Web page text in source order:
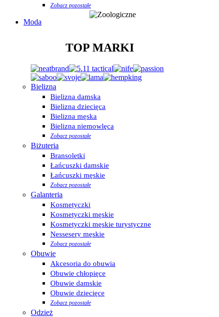
Zobacz pozostałe
Moda
TOP MARKI
Bielizna
Bielizna damska
Bielizna dziecięca
Bielizna męska
Bielizna niemowlęca
Zobacz pozostałe
Biżuteria
Bransoletki
Łańcuszki damskie
Łańcuszki męskie
Zobacz pozostałe
Galanteria
Kosmetyczki
Kosmetyczki męskie
Kosmetyczki męskie turystyczne
Nessesery męskie
Zobacz pozostałe
Obuwie
Akcesoria do obuwia
Obuwie chłopięce
Obuwie damskie
Obuwie dziecięce
Zobacz pozostałe
Odzież